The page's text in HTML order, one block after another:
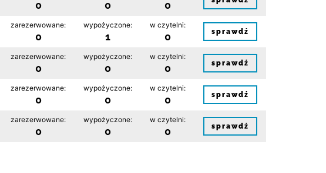
0 0 0
zarezerwowane:
0
wypożyczone:
1
w czytelni:
0 sprawdź
zarezerwowane:
0
wypożyczone:
0
w czytelni:
0 sprawdź
zarezerwowane:
0
wypożyczone:
0
w czytelni:
0 sprawdź
zarezerwowane:
0
wypożyczone:
0
w czytelni:
0 sprawdź